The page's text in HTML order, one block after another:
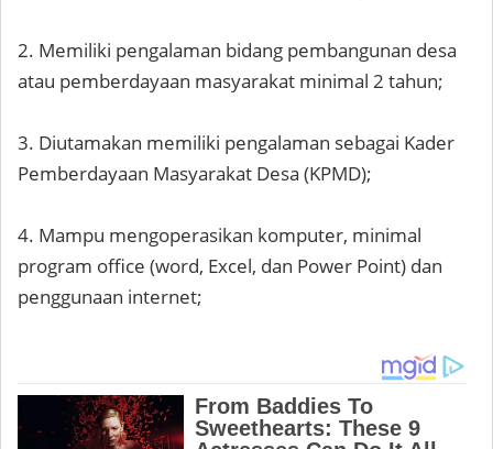
2. Memiliki pengalaman bidang pembangunan desa
atau pemberdayaan masyarakat minimal 2 tahun;
3. Diutamakan memiliki pengalaman sebagai Kader
Pemberdayaan Masyarakat Desa (KPMD);
4. Mampu mengoperasikan komputer, minimal
program office (word, Excel, dan Power Point) dan
penggunaan internet;